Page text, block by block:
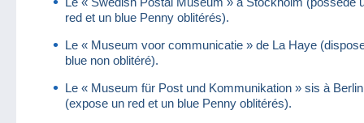
red et un blue Penny oblitérés).
Le « Museum voor communicatie » de La Haye (dispose
blue non oblitéré).
Le « Museum für Post und Kommunikation » sis à Berlin
(expose un red et un blue Penny oblitérés).